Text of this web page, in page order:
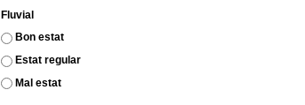
Fluvial
Bon estat
Estat regular
Mal estat